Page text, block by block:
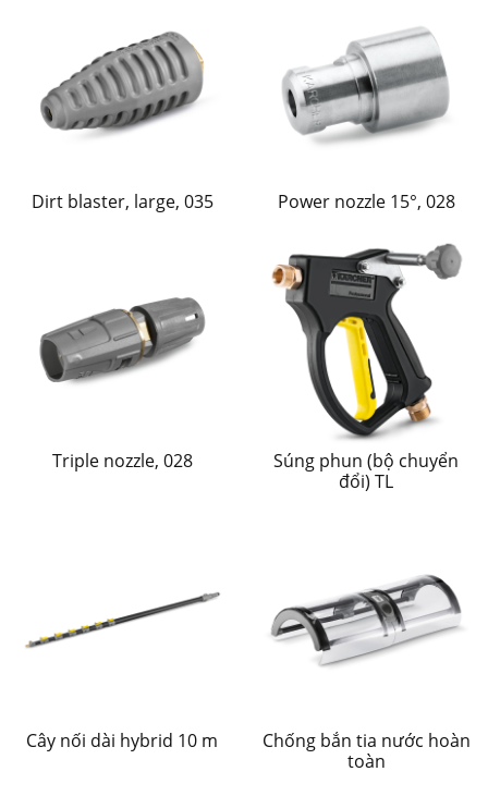
Dirt blaster, large, 035 Power nozzle 15°, 028
Triple nozzle, 028
Súng phun (bộ chuyển
đổi) TL
Cây nối dài hybrid 10 m
Chống bắn tia nước hoàn
toàn